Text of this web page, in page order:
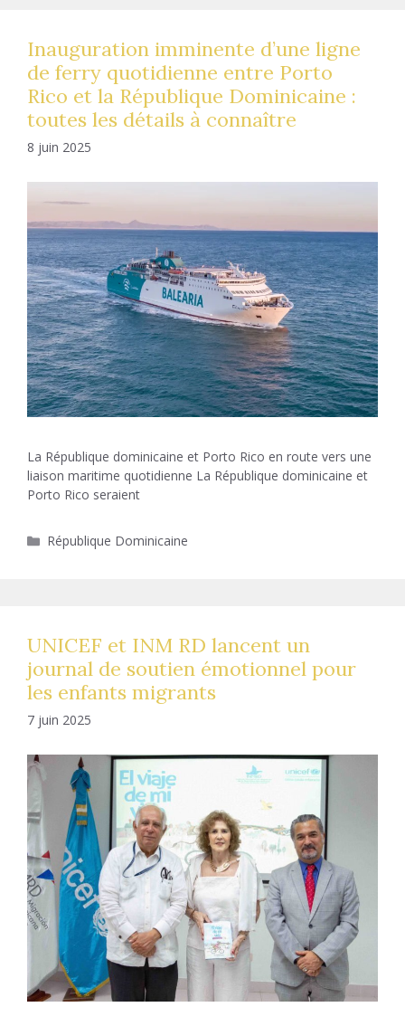
Inauguration imminente d’une ligne
de ferry quotidienne entre Porto
Rico et la République Dominicaine :
toutes les détails à connaître
8 juin 2025
La République dominicaine et Porto Rico en route vers une
liaison maritime quotidienne La République dominicaine et
Porto Rico seraient
Catégories
République Dominicaine
UNICEF et INM RD lancent un
journal de soutien émotionnel pour
les enfants migrants
7 juin 2025